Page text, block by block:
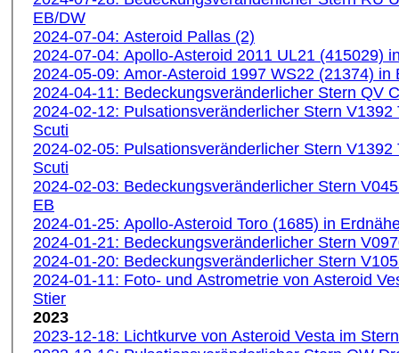
EB/DW
2024-07-04: Asteroid Pallas (2)
2024-07-04: Apollo-Asteroid 2011 UL21 (415029)
2024-05-09: Amor-Asteroid 1997 WS22 (21374) in
2024-04-11: Bedeckungsveränderlicher Stern QV
2024-02-12: Pulsationsveränderlicher Stern V1392
Scuti
2024-02-05: Pulsationsveränderlicher Stern V1392
Scuti
2024-02-03: Bedeckungsveränderlicher Stern
EB
2024-01-25: Apollo-Asteroid Toro (1685) in
2024-01-21: Bedeckungsveränderlicher Stern
2024-01-20: Bedeckungsveränderlicher Stern
2024-01-11: Foto- und Astrometrie von Asteroid
Stier
2023
2023-12-18: Lichtkurve von Asteroid Vesta im